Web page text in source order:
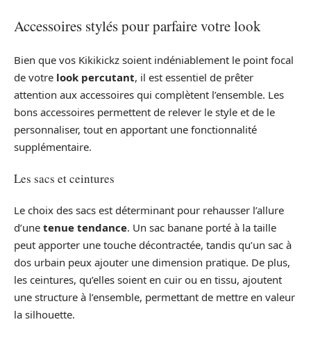
Accessoires stylés pour parfaire votre look
Bien que vos Kikikickz soient indéniablement le point focal
de votre look percutant, il est essentiel de prêter
attention aux accessoires qui complètent l’ensemble. Les
bons accessoires permettent de relever le style et de le
personnaliser, tout en apportant une fonctionnalité
supplémentaire.
Les sacs et ceintures
Le choix des sacs est déterminant pour rehausser l’allure
d’une tenue tendance. Un sac banane porté à la taille
peut apporter une touche décontractée, tandis qu’un sac à
dos urbain peux ajouter une dimension pratique. De plus,
les ceintures, qu’elles soient en cuir ou en tissu, ajoutent
une structure à l’ensemble, permettant de mettre en valeur
la silhouette.